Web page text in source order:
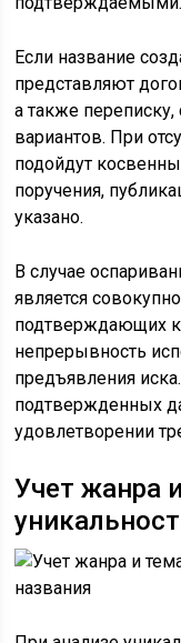
Если название
представляют
а также
вариантов. При
подойдут
поручения,
указано.
В случае
является
подтверждающих
непрерывность
предъявления
подтвержденных
удовлетворении
Учет жанра